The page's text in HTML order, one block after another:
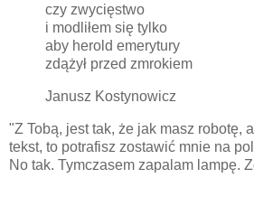
czy zwycięstwo
i modliłem się tylko
aby herold emerytury
zdążył przed zmrokiem
Janusz Kostynowicz
"Z Tobą, jest tak, że jak masz robotę,
tekst, to potrafisz zostawić mnie na
No tak. Tymczasem zapalam lampę.